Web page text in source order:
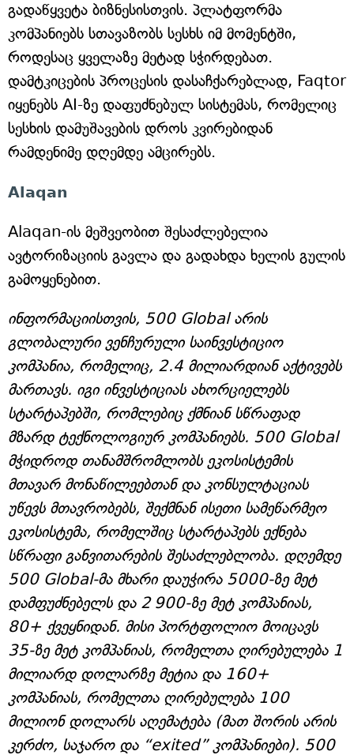
გადაწყვეტა ბიზნესისთვის. პლატფორმა
კომპანიებს სთავაზობს სესხს იმ მომენტში,
როდესაც ყველაზე მეტად სჭირდებათ.
დამტკიცების პროცესის დასაჩქარებლად, Faqtor
იყენებს AI-ზე დაფუძნებულ სისტემას, რომელიც
სესხის დამუშავების დროს კვირებიდან
რამდენიმე დღემდე ამცირებს.
Alaqan
Alaqan-ის მეშვეობით შესაძლებელია
ავტორიზაციის გავლა და გადახდა ხელის გულის
გამოყენებით.
ინფორმაციისთვის, 500 Global არის
გლობალური ვენჩურული საინვესტიციო
კომპანია, რომელიც, 2.4 მილიარდიან აქტივებს
მართავს. იგი ინვესტიციას ახორციელებს
სტარტაპებში, რომლებიც ქმნიან სწრაფად
მზარდ ტექნოლოგიურ კომპანიებს. 500 Global
მჭიდროდ თანამშრომლობს ეკოსისტემის
მთავარ მონაწილეებთან და კონსულტაციას
უწევს მთავრობებს, შექმნან ისეთი სამეწარმეო
ეკოსისტემა, რომელშიც სტარტაპებს ექნება
სწრაფი განვითარების შესაძლებლობა. დღემდე
500 Global-მა მხარი დაუჭირა 5000-ზე მეტ
დამფუძნებელს და 2 900-ზე მეტ კომპანიას,
80+ ქვეყნიდან. მისი პორტფოლიო მოიცავს
35-ზე მეტ კომპანიას, რომელთა ღირებულება 1
მილიარდ დოლარზე მეტია და 160+
კომპანიას, რომელთა ღირებულება 100
მილიონ დოლარს აღემატება (მათ შორის არის
კერძო, საჯარო და “exited” კომპანიები). 500